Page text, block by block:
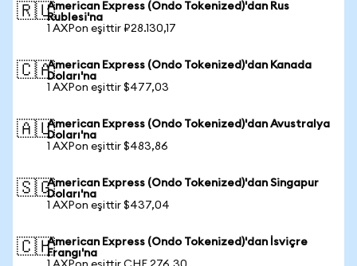
🇷🇺American Express (Ondo Tokenized)'dan Rus
Rublesi'na
1 AXPon eşittir ₽28.130,17
🇨🇦American Express (Ondo Tokenized)'dan Kanada
Doları'na
1 AXPon eşittir $477,03
🇦🇺American Express (Ondo Tokenized)'dan Avustralya
Doları'na
1 AXPon eşittir $483,86
🇸🇬American Express (Ondo Tokenized)'dan Singapur
Doları'na
1 AXPon eşittir $437,04
🇨🇭American Express (Ondo Tokenized)'dan İsviçre
Frangı'na